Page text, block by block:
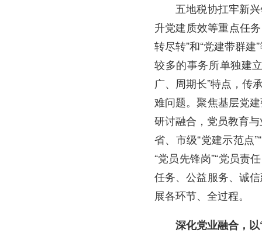
五地税协扛牢新兴
升党建质效等重点任
转尽转”和“党建带群
较多的事务所单独建
广、周期长”特点，传
难问题。聚焦基层党
研讨融合，党员教育
省、市级“党建示范点
“党员先锋岗”“党员责
任务、公益服务、诚
展各环节、全过程。
深化党业融合，